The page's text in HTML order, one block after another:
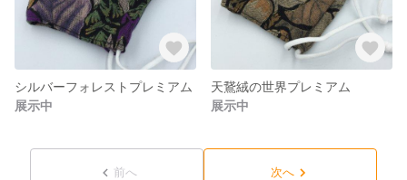
シルバーフォレストプレミアム
展示中
天鵞絨の世界プレミアム
展示中
前へ 次へ